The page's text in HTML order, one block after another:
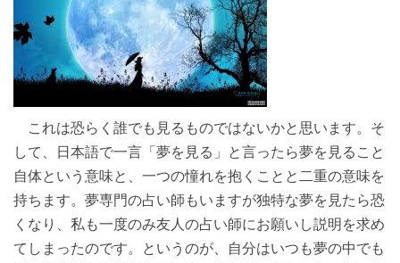
これは恐らく誰でも見るものではないかと思います。そ
して、日本語で一言「夢を見る」と言ったら夢を見ること
自体という意味と、一つの憧れを抱くことと二重の意味を
持ちます。夢専門の占い師もいますが独特な夢を見たら恐
くなり、私も一度のみ友人の占い師にお願いし説明を求め
てしまったのです。というのが、自分はいつも夢の中でも